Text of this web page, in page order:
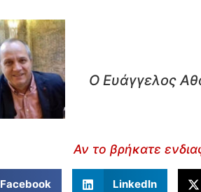
Ο Ευάγγελος
Αν το βρήκατε
Facebook LinkedIn